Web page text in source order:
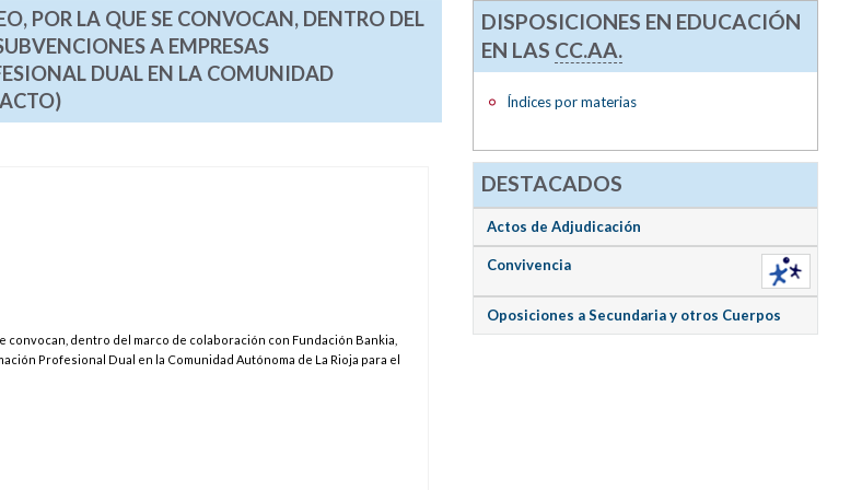
POR LA QUE SE CONVOCAN, DENTRO DEL
A EMPRESAS
DUAL EN LA COMUNIDAD
convocan, dentro del marco de colaboración con Fundación Bankia,
Profesional Dual en la Comunidad Autónoma de La Rioja para el
DISPOSICIONES EN EDUCACIÓN
EN LAS CC.AA.
Índices por materias
DESTACADOS
Actos de Adjudicación
Convivencia
Oposiciones a Secundaria y otros Cuerpos